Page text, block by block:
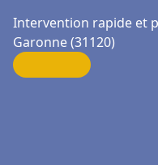
Intervention rapide et
Garonne (31120)